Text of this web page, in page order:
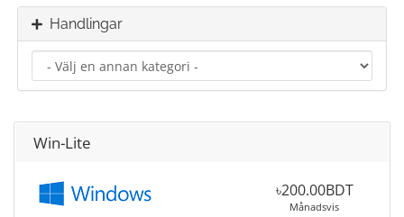
Handlingar
Win-Lite
৳200.00BDT
Månadsvis